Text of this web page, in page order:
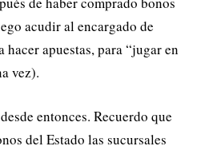
acudir al encargado de
apuestas, para “jugar en
vez).
entonces. Recuerdo que
del Estado las sucursales